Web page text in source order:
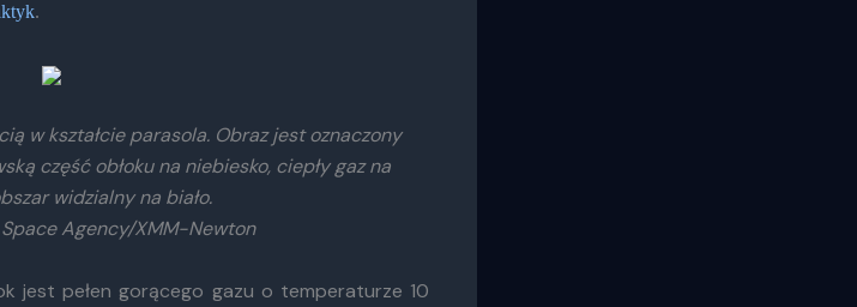
.
w kształcie parasola. Obraz jest oznaczony
część obłoku na niebiesko, ciepły gaz na
widzialny na biało.
Space Agency/XMM-Newton
jest pełen gorącego gazu o temperaturze 10